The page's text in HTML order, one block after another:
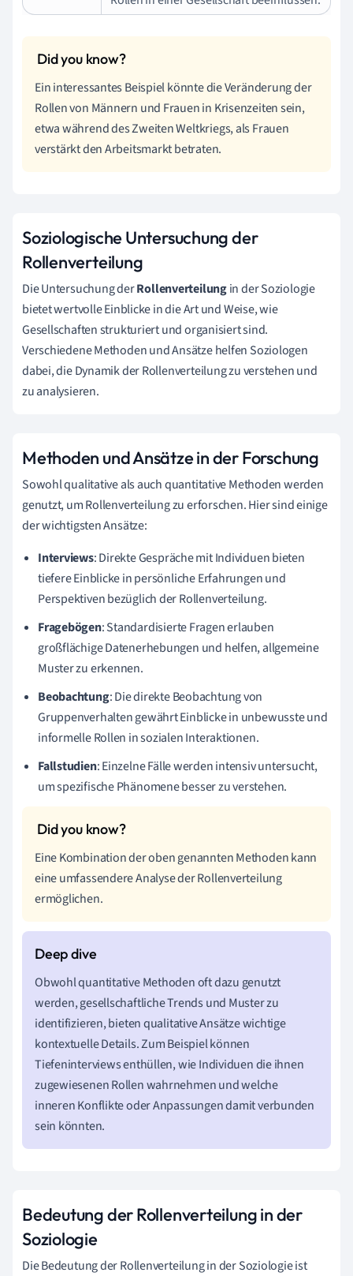
Ein interessantes Beispiel könnte die Veränderung der
Rollen von Männern und Frauen in Krisenzeiten sein,
etwa während des Zweiten Weltkriegs, als Frauen
verstärkt den Arbeitsmarkt betraten.
Soziologische Untersuchung der
Rollenverteilung
Die Untersuchung derRollenverteilungin der Soziologie
bietet wertvolle Einblicke in die Art und Weise, wie
Gesellschaften strukturiert und organisiert sind.
Verschiedene Methoden und Ansätze helfen Soziologen
dabei, die Dynamik der Rollenverteilung zu verstehen und
zu analysieren.
Methoden und Ansätze in der Forschung
Sowohl qualitative als auch quantitative Methoden werden
genutzt, um Rollenverteilung zu erforschen. Hier sind einige
der wichtigsten Ansätze:
Interviews: Direkte Gespräche mit Individuen bieten
tiefere Einblicke in persönliche Erfahrungen und
Perspektiven bezüglich der Rollenverteilung.
Fragebögen: Standardisierte Fragen erlauben
großflächige Datenerhebungen und helfen, allgemeine
Muster zu erkennen.
Beobachtung: Die direkte Beobachtung von
Gruppenverhalten gewährt Einblicke in unbewusste und
informelle Rollen in sozialen Interaktionen.
Fallstudien: Einzelne Fälle werden intensiv untersucht,
um spezifische Phänomene besser zu verstehen.
Eine Kombination der oben genannten Methoden kann
eine umfassendere Analyse der Rollenverteilung
ermöglichen.
Obwohl quantitative Methoden oft dazu genutzt
werden, gesellschaftliche Trends und Muster zu
identifizieren, bieten qualitative Ansätze wichtige
kontextuelle Details. Zum Beispiel können
Tiefeninterviews enthüllen, wie Individuen die ihnen
zugewiesenen Rollen wahrnehmen und welche
inneren Konflikte oder Anpassungen damit verbunden
sein könnten.
Bedeutung der Rollenverteilung in der
Soziologie
Die Bedeutung der Rollenverteilung in der Soziologie ist